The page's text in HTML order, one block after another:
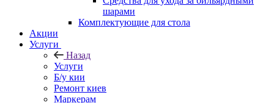
шарами
Комплектующие для стола
Акции
Услуги
Назад
Услуги
Б/у кии
Ремонт киев
Маркерам